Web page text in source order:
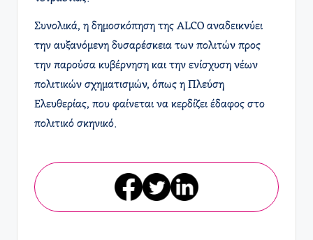
Συνολικά, η δημοσκόπηση της ALCO αναδεικνύει
την αυξανόμενη δυσαρέσκεια των πολιτών προς
την παρούσα κυβέρνηση και την ενίσχυση νέων
πολιτικών σχηματισμών, όπως η Πλεύση
Ελευθερίας, που φαίνεται να κερδίζει έδαφος στο
πολιτικό σκηνικό.